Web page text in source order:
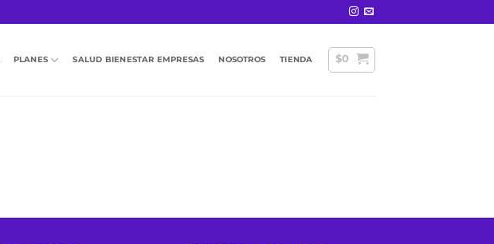
PLANES SALUD BIENESTAR EMPRESAS NOSOTROS TIENDA $0